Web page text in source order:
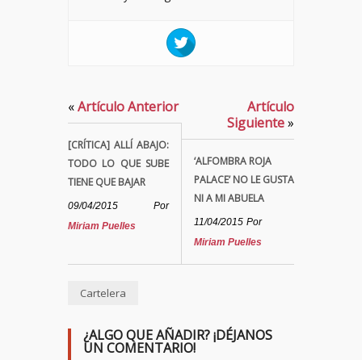
«Artículo Anterior
[CRÍTICA] ALLÍ ABAJO:
TODO LO QUE SUBE
TIENE QUE BAJAR
09/04/2015
Por
Miriam Puelles
Artículo
Siguiente»
‘ALFOMBRA ROJA
PALACE’ NO LE GUSTA
NI A MI ABUELA
11/04/2015 Por
Miriam Puelles
Cartelera
¿ALGO QUE AÑADIR? ¡DÉJANOS
UN COMENTARIO!